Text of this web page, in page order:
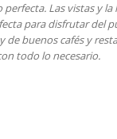
perfecta. Las vistas y
para disfrutar del
de buenos cafés y
todo lo necesario.